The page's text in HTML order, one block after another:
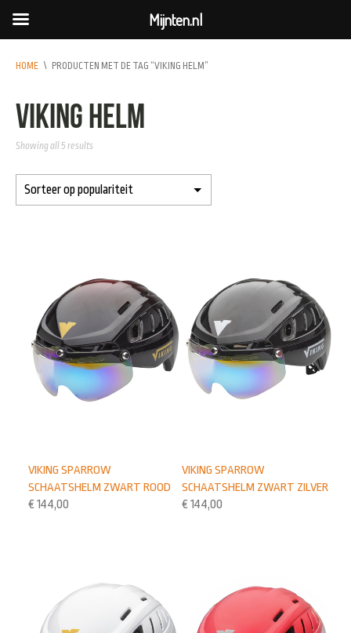
HOME \ PRODUCTEN MET DE TAG “VIKING HELM”
viking helm
Showing all 5 results
VIKING SPARROW
SCHAATSHELM ZWART ZILVER
€ 144,00
VIKING SPARROW
SCHAATSHELM ZWART ROOD
€ 144,00
Mijnten.nl